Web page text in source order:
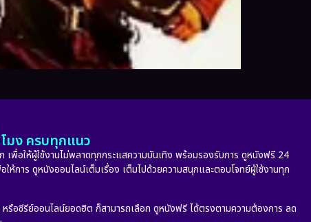
มง ครบทุกแนว
พื่อให้ผู้ใช้งานไม่พลาดทุกกระแสความบันเทิง พร้อมรองรับการ ดูหนังฟรี 24
ห้การ ดูหนังออนไลน์เต็มเรื่อง เต็มไปด้วยความสนุกและตอบโจทย์ผู้ใช้งานทุก
รือซีรีย์ออนไลน์ยอดฮิต ก็สามารถเลือก ดูหนังฟรี ได้ตรงตามความต้องการ ลด